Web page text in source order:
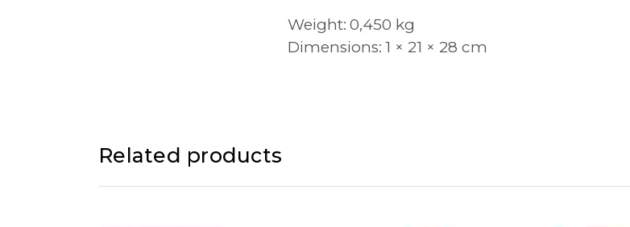
Weight 0,450 kg
Dimensions 1 × 21 × 28 cm
Related products